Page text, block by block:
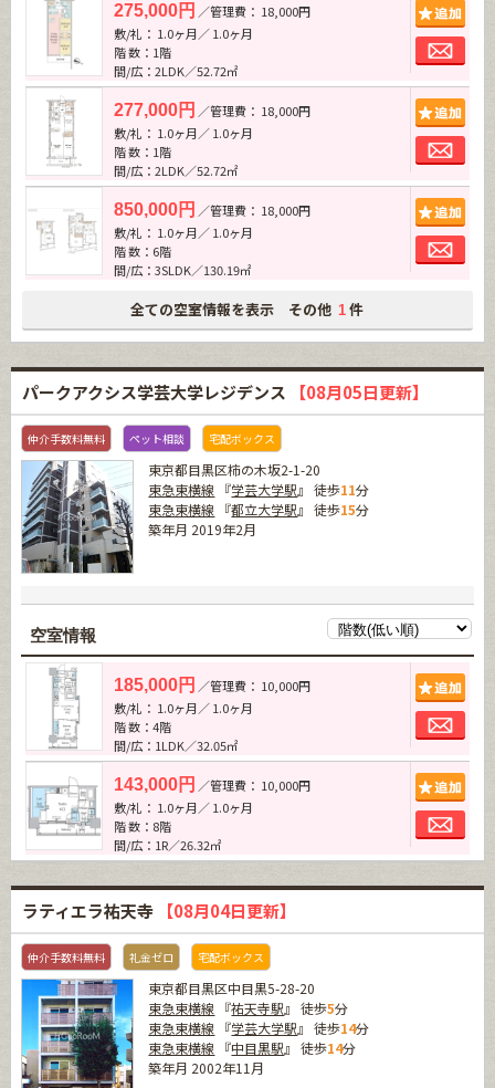
275,000円 ／管理費： 18,000円
敷/礼： 1.0ヶ月／ 1.0ヶ月
階 数：1階
間/広：2LDK／52.72㎡
277,000円 ／管理費： 18,000円
敷/礼： 1.0ヶ月／ 1.0ヶ月
階 数：1階
間/広：2LDK／52.72㎡
850,000円 ／管理費： 18,000円
敷/礼： 1.0ヶ月／ 1.0ヶ月
階 数：6階
間/広：3SLDK／130.19㎡
全ての空室情報を表示 その他 1 件
パークアクシス学芸大学レジデンス 【08月05日更新】
仲介手数料無料 ペット相談 宅配ボックス
東京都目黒区柿の木坂2-1-20
東急東横線 『学芸大学駅』 徒歩11分
東急東横線 『都立大学駅』 徒歩15分
築年月 2019年2月
空室情報
185,000円 ／管理費： 10,000円
敷/礼： 1.0ヶ月／ 1.0ヶ月
階 数：4階
間/広：1LDK／32.05㎡
143,000円 ／管理費： 10,000円
敷/礼： 1.0ヶ月／ 1.0ヶ月
階 数：8階
間/広：1R／26.32㎡
ラティエラ祐天寺 【08月04日更新】
仲介手数料無料 礼金ゼロ 宅配ボックス
東京都目黒区中目黒5-28-20
東急東横線 『祐天寺駅』 徒歩5分
東急東横線 『学芸大学駅』 徒歩14分
東急東横線 『中目黒駅』 徒歩14分
築年月 2002年11月